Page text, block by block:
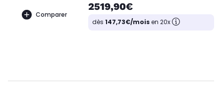
Comparer
2519,90€
dès 147,73€/moisen 20x